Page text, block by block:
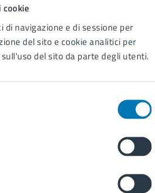
di navigazione e di sessione per
del sito e cookie analitici per
del sito da parte degli utenti.